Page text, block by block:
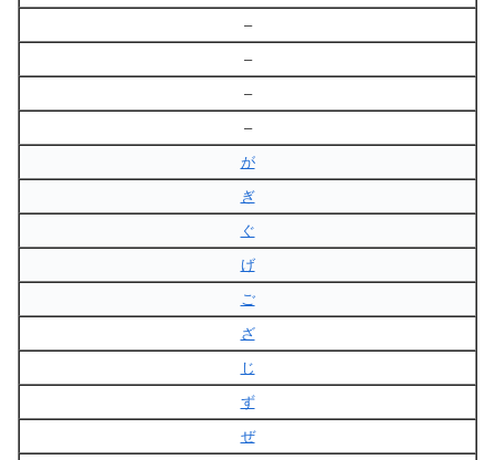
–
–
–
–
が
ぎ
ぐ
げ
ご
ざ
じ
ず
ぜ